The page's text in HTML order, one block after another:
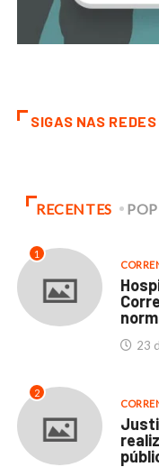
CORRENTINA
Faculdades Thathi e
Instituto SEB: Um
11 de abril de
SIGAS NAS
RECENTES
1
23
2